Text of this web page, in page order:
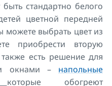
стандартно белого
цветной передней
можете выбрать цвет из
приобрести вторую
есть решение для
окнами – напольные
которые обогреют